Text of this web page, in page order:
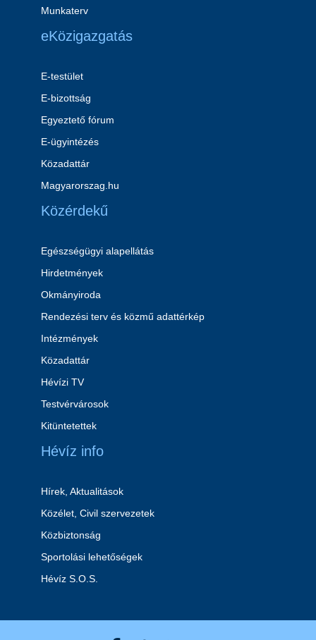
Munkaterv
eKözigazgatás
E-testület
E-bizottság
Egyeztető fórum
E-ügyintézés
Közadattár
Magyarorszag.hu
Közérdekű
Egészségügyi alapellátás
Hirdetmények
Okmányiroda
Rendezési terv és közmű adattérkép
Intézmények
Közadattár
Hévízi TV
Testvérvárosok
Kitüntetettek
Hévíz info
Hírek, Aktualitások
Közélet, Civil szervezetek
Közbiztonság
Sportolási lehetőségek
Hévíz S.O.S.